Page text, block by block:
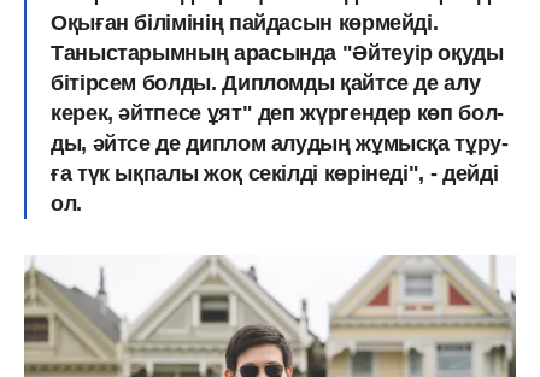
Оқыған білімінің пайдасын көр­мейді.
Таныстарымның арасында "Әйтеуір оқуды
бітірсем болды. Дипломды қайтсе де алу
керек, әйтпесе ұят" деп жүргендер көп бол­
ды, әйтсе де диплом алудың жұмысқа тұру­
ға түк ықпалы жоқ секілді көрінеді", - дейді
ол.